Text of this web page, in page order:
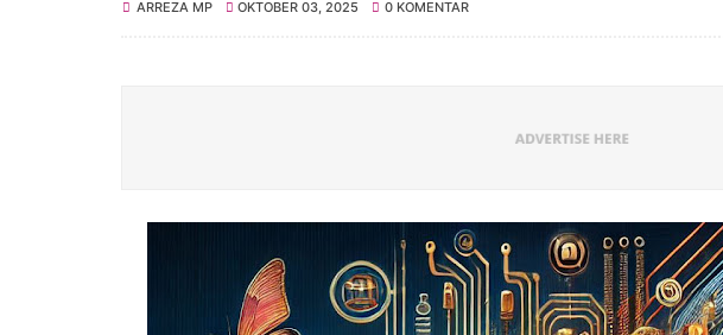
ARREZA MP OKTOBER 03, 2025 0 KOMENTAR